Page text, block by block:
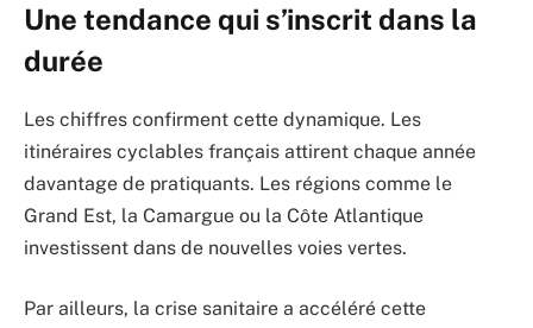
Une tendance qui s’inscrit dans la
durée
Les chiffres confirment cette dynamique. Les
itinéraires cyclables français attirent chaque année
davantage de pratiquants. Les régions comme le
Grand Est, la Camargue ou la Côte Atlantique
investissent dans de nouvelles voies vertes.
Par ailleurs, la crise sanitaire a accéléré cette